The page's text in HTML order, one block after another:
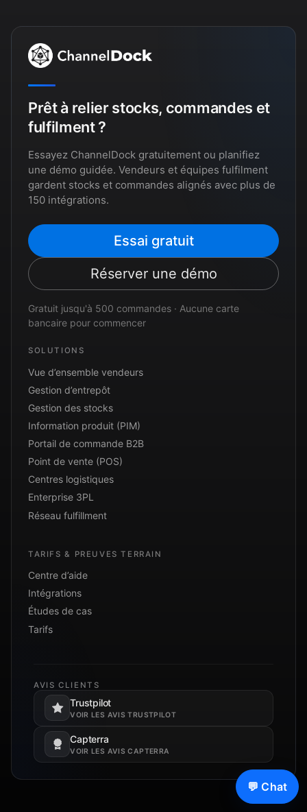
💬 Chat
Prêt à relier stocks, commandes et
fulfilment ?
Essayez ChannelDock gratuitement ou planifiez
une démo guidée. Vendeurs et équipes fulfilment
gardent stocks et commandes alignés avec plus de
150 intégrations.
Essai gratuit
Réserver une démo
Gratuit jusqu'à 500 commandes · Aucune carte
bancaire pour commencer
SOLUTIONS
Vue d’ensemble vendeurs
Gestion d’entrepôt
Gestion des stocks
Information produit (PIM)
Portail de commande B2B
Point de vente (POS)
Centres logistiques
Enterprise 3PL
Réseau fulfillment
TARIFS & PREUVES TERRAIN
Centre d’aide
Intégrations
Études de cas
Tarifs
AVIS CLIENTS
Trustpilot
VOIR LES AVIS TRUSTPILOT
S’ouvre dans un nouvel onglet.
Capterra
VOIR LES AVIS CAPTERRA
S’ouvre dans un nouvel onglet.